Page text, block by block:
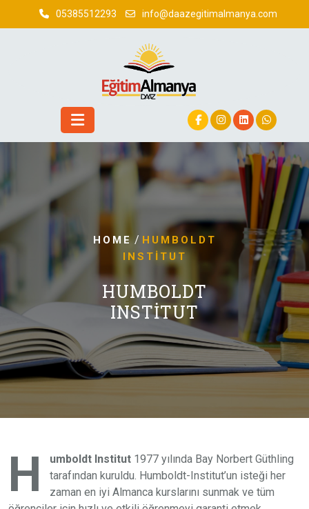
05385512293 info@daazegitimalmanya.com
HOME/ HUMBOLDT
INSTITUT
HUMBOLDT
INSTITUT
H umboldt Institut 1977 yılında Bay Norbert Güthling
tarafından kuruldu. Humboldt-Institut’un isteği her
zaman en iyi Almanca kurslarını sunmak ve tüm